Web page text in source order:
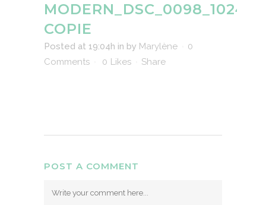
MODERN_DSC_0098_1024-
COPIE
Posted at 19:04h in by Marylène
0
Comments
0 Likes Share
POST A COMMENT